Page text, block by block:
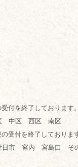
付を終了しております。
中区 西区 南区
受付を終了しておりま
市 宮内 宮島口 その